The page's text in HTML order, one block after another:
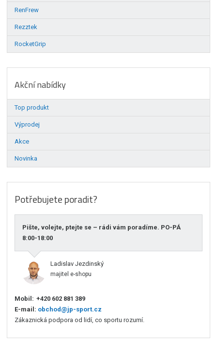
RenFrew
Rezztek
RocketGrip
Akční nabídky
Top produkt
Výprodej
Akce
Novinka
Potřebujete poradit?
Pište, volejte, ptejte se – rádi vám poradíme. PO-PÁ
8:00-18:00
Ladislav Jezdinský
majitel e-shopu
Mobil: +420 602 881 389
E-mail: obchod@jp-sport.cz
Zákaznická podpora od lidí, co sportu rozumí.